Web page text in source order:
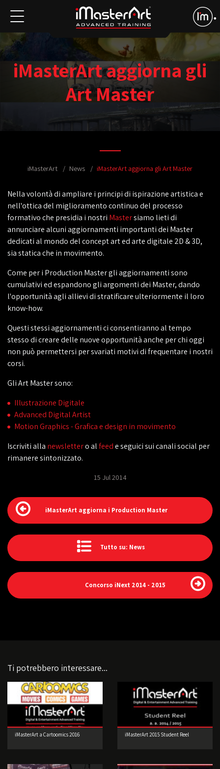
iMasterArt aggiorna gli
Art Master
iMasterArt News iMasterArt aggiorna gli Art Master
Nella volontà di ampliare i principi di ispirazione artistica e
nell'ottica del miglioramento continuo del processo
formativo che presidia i nostri Mastersiamo lieti di
annunciare alcuni aggiornamenti importanti dei Master
dedicati al mondo del concept art ed arte digitale 2D & 3D,
sia statica che in movimento.
Come per i Production Master gli aggiornamenti sono
cumulativi ed espandono gli argomenti dei Master, dando
l'opportunità agli allievi di stratificare ulteriormente il loro
know-how.
Questi stessi aggiornamenti ci consentiranno al tempo
stesso di creare delle nuove opportunità anche per chi oggi
non può permettersi per svariati motivi di frequentare i nostri
corsi.
Gli Art Master sono:
Illustrazione Digitale
Advanced Digital Artist
Motion Graphics - Grafica e design in movimento
Iscriviti alla newslettero alfeede seguici sui canali social per
rimanere sintonizzato.
15 Jul 2014
iMasterArt aggiorna i Production Master
Tutto su: News
Concorso iNext 2014 - 2015
Ti potrebbero interessare...
iMasterArt a Cartoomics 2016 iMasterArt 2015 Student Reel